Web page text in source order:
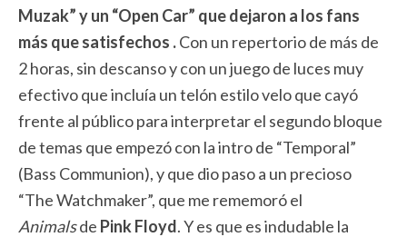
Muzak” y un “Open Car” que dejaron a los fans
más que satisfechos .Con un repertorio de más de
2 horas, sin descanso y con un juego de luces muy
efectivo que incluía un telón estilo velo que cayó
frente al público para interpretar el segundo bloque
de temas que empezó con la intro de “Temporal”
(Bass Communion), y que dio paso a un precioso
“The Watchmaker”, que me rememoró el
Animalsde Pink Floyd. Y es que es indudable la